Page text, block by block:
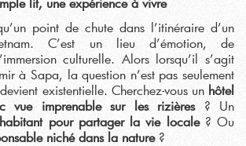
point de chute dans l’itinéraire d’un
C’est un lieu d’émotion, de
culturelle. Alors lorsqu’il s’agit
à Sapa, la question n’est pas seulement
existentielle. Cherchez-vous un hôtel
vue imprenable sur les rizières? Un
pour partager la vie locale? Ou
niché dans la nature?